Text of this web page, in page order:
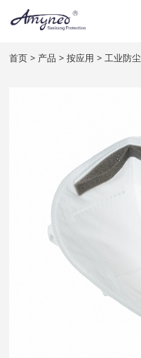
首页 产品 按应用 工业防尘